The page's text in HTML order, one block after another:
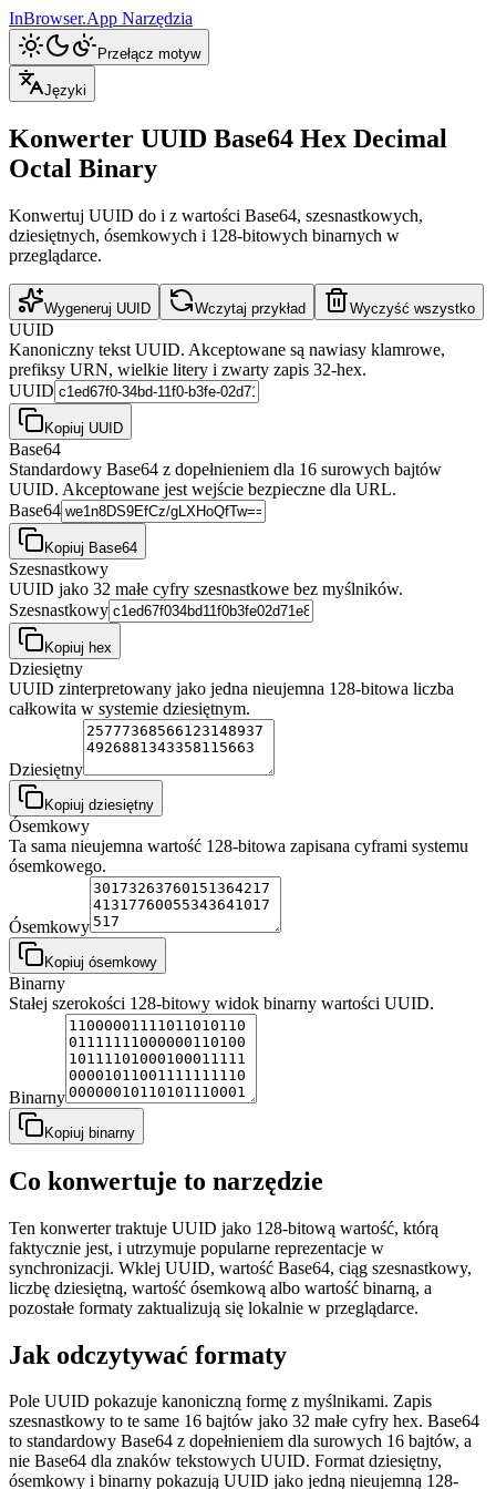
InBrowser.App Narzędzia
Przełącz motyw
Języki
Konwerter UUID Base64 Hex Decimal
Octal Binary
Konwertuj UUID do i z wartości Base64, szesnastkowych,
dziesiętnych, ósemkowych i 128-bitowych binarnych w
przeglądarce.
Wygeneruj UUID Wczytaj przykład Wyczyść wszystko
UUID
Kanoniczny tekst UUID. Akceptowane są nawiasy klamrowe,
prefiksy URN, wielkie litery i zwarty zapis 32-hex.
UUID
Kopiuj UUID
Base64
Standardowy Base64 z dopełnieniem dla 16 surowych bajtów
UUID. Akceptowane jest wejście bezpieczne dla URL.
Base64
Kopiuj Base64
Szesnastkowy
UUID jako 32 małe cyfry szesnastkowe bez myślników.
Szesnastkowy
Kopiuj hex
Dziesiętny
UUID zinterpretowany jako jedna nieujemna 128-bitowa liczba
całkowita w systemie dziesiętnym.
Dziesiętny
Kopiuj dziesiętny
Ósemkowy
Ta sama nieujemna wartość 128-bitowa zapisana cyframi systemu
ósemkowego.
Ósemkowy
Kopiuj ósemkowy
Binarny
Stałej szerokości 128-bitowy widok binarny wartości UUID.
Binarny
Kopiuj binarny
Co konwertuje to narzędzie
Ten konwerter traktuje UUID jako 128-bitową wartość, którą
faktycznie jest, i utrzymuje popularne reprezentacje w
synchronizacji. Wklej UUID, wartość Base64, ciąg szesnastkowy,
liczbę dziesiętną, wartość ósemkową albo wartość binarną, a
pozostałe formaty zaktualizują się lokalnie w przeglądarce.
Jak odczytywać formaty
Pole UUID pokazuje kanoniczną formę z myślnikami. Zapis
szesnastkowy to te same 16 bajtów jako 32 małe cyfry hex. Base64
to standardowy Base64 z dopełnieniem dla surowych 16 bajtów, a
nie Base64 dla znaków tekstowych UUID. Format dziesiętny,
ósemkowy i binarny pokazują UUID jako jedną nieujemną 128-